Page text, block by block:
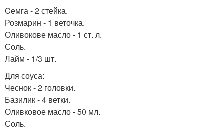
Cемга - 2 стейка.
Розмарин - 1 веточка.
Оливокове масло - 1 ст. л.
Соль.
Лайм - 1/3 шт.
Для соуса:
Чеснок - 2 головки.
Базилик - 4 ветки.
Оливковое масло - 50 мл.
Соль.